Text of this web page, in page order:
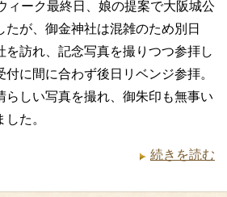
ィーク最終日、娘の提案で大阪城公
たが、御金神社は混雑のため別日
を訪れ、記念写真を撮りつつ参拝し
付に間に合わず後日リベンジ参拝。
らしい写真を撮れ、御朱印も無事い
た。
続きを読む